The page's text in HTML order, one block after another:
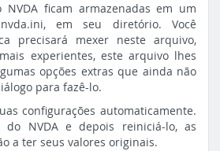
NVDA ficam armazenadas em um
em seu diretório. Você
precisará mexer neste arquivo,
experientes, este arquivo lhes
opções extras que ainda não
para fazê-lo.
configurações automaticamente.
do NVDA e depois reiniciá-lo, as
a ter seus valores originais.